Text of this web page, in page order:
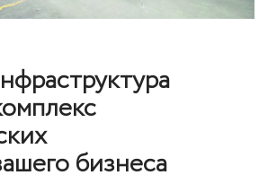
бизнеса